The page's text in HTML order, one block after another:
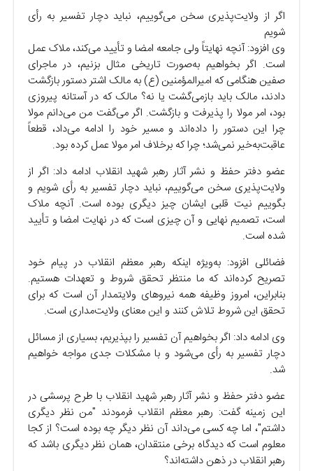
اگر از ولایت‌پذیری سخن می‌گوییم، نباید دچار تفسیر به رأی
شویم
وی افزود: آنچه نهایتاً ولی جامعه امضا و تأیید می‌کند، ملاک عمل
است. اگر بخواهیم به‌صورت تاریخی مثال بزنیم، در ماجرای
صفین هنگامی که امیرالمؤمنین (ع) به مالک اشتر دستور بازگشت
دادند، مالک باید بازمی‌گشت یا نه؟ مالک که در آستانه پیروزی
بود، امر مولا را پذیرفت و بازگشت. اگر می‌گفت من می‌دانم مولا
چرا این دستور را داده‌اند و مسیر خود را ادامه می‌داد، قطعاً
عاقبت‌به‌خیر نمی‌شد؛ چرا که برخلاف امر مولا عمل کرده بود.
عضو دفتر حفظ و نشر آثار رهبر شهید انقلاب ادامه داد: اگر از
ولایت‌پذیری سخن می‌گوییم، نباید دچار تفسیر به رأی شویم و
بگوییم نیت قلبی ایشان چیز دیگری بوده است. آنچه ملاک
است، تصمیم نهایی و آن چیزی است که در نهایت امضا و تأیید
شده است.
فضائلی افزود: به‌ویژه اینکه رهبر معظم انقلاب در پیام خود
تصریح کرده‌اند که ما منتظر تحقق شروط و تعهدات هستیم.
بنابراین، امروز وظیفه همه نیروهای ولایتمدار آن است که برای
تحقق این شروط تلاش کنند و این معنای ولایت‌مداری است.
وی ادامه داد: اگر بخواهیم آن تفسیر را بپذیریم، بسیاری از مسائل
دچار تفسیر به رأی می‌شود و با مشکلات جدی مواجه خواهیم
شد.
عضو دفتر حفظ و نشر آثار رهبر شهید انقلاب با طرح پرسشی در
این زمینه گفت: رهبر معظم انقلاب فرمودند "من نظر دیگری
داشتم"، اما چه کسی می‌داند آن نظر دیگر چه بوده است؟ از کجا
معلوم است که دیدگاه برخی منتقدان، همان نظر دیگری باشد که
رهبر انقلاب در ذهن داشته‌اند؟